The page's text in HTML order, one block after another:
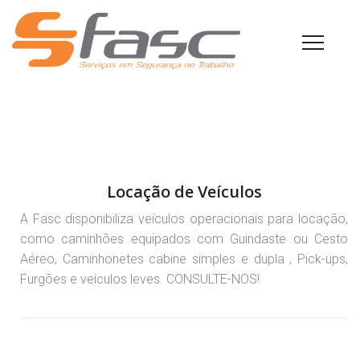
Locação de Veículos
A Fasc disponibiliza veículos operacionais para locação,
como caminhões equipados com Guindaste ou Cesto
Aéreo, Caminhonetes cabine simples e dupla , Pick-ups,
Furgões e veículos leves. CONSULTE-NOS!